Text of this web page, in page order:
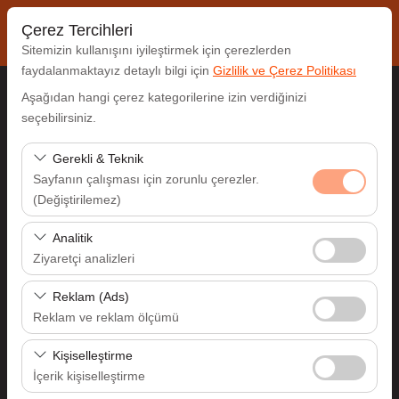
Çerez Tercihleri
Sitemizin kullanışını iyileştirmek için çerezlerden
faydalanmaktayız detaylı bilgi için Gizlilik ve Çerez Politikası
Aşağıdan hangi çerez kategorilerine izin verdiğinizi
seçebilirsiniz.
Gerekli & Teknik
Sayfanın çalışması için zorunlu çerezler.
(Değiştirilemez)
Bu çerezler sitenin doğru şekilde çalışması, güvenlik,
oturum yönetimi ve temel işlevler için gereklidir. Devre
dışı bırakılamaz.
Analitik
Ziyaretçi analizleri
Bu çerezler, sitemizin nasıl kullanıldığını (ziyaretçi sayısı,
en çok ziyaret edilen sayfalar, kullanıcı davranışları)
analiz etmemizi sağlar. Bu veriler, web sitesi
performansını ölçmek ve kullanıcı deneyimini sürekli
iyileştirmek için kullanılır.
Reklam (Ads)
Reklam ve reklam ölçümü
Bu çerezler, size ilgi alanlarınıza uygun kişiselleştirilmiş
reklamlar göstermemize ve reklam kampanyalarımızın
etkinliğini (gösterim sayısı, tıklama oranı) ölçmemize
Kişiselleştirme
İçerik kişiselleştirme
Alış Lokasyonu
Aracı farklı bir lokasyona bırakacağım
Alış Tarih & Saat
09:00
Bırakış Tarih & Saat